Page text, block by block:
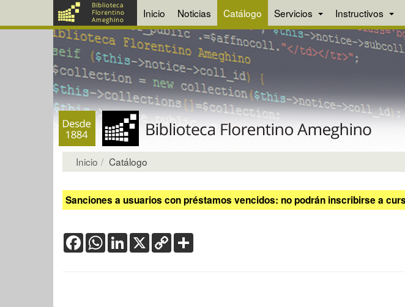
Inicio Noticias Catálogo Servicios Instructivos
Inicio Catálogo
Sanciones a usuarios con préstamos vencidos: no podrán inscribirse a
FacebookWhatsApp
LinkedIn
X Copy
Link